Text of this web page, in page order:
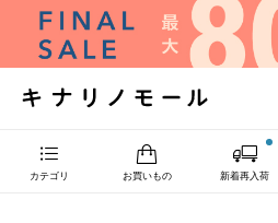
カテゴリ お買いもの 新着再入荷